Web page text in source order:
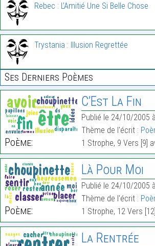
Rebec : L’Amitié Une Si Belle Chose
Trystania : Illusion Regrettée
Ses Derniers Poèmes
Poème:
C’Est La Fin
Publié le 24/10/2005
Thème de l'écrit :
1 Strophe, 9 Vers [9]
Poème:
Là Pour Moi
Publié le 24/10/2005
Thème de l'écrit :
1 Strophe, 12 Vers
La Rentrée